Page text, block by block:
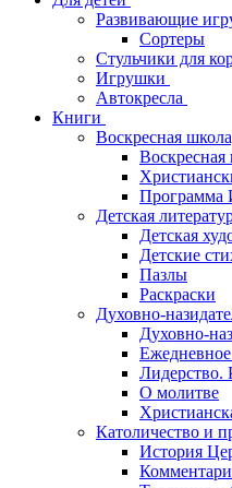
Развивающие
Сортеры
Стульчики для
Игрушки
Автокресла
Книги
Воскресная
Воскресная
Программа
Детская
Детская
Детские
Пазлы
Раскраски
Духовно-
Духовно-
Лидерство.
О молитве
Католичество и
История